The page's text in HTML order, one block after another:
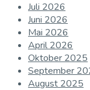
Juli 2026
Juni 2026
Mai 2026
April 2026
Oktober 2025
September
August 2025